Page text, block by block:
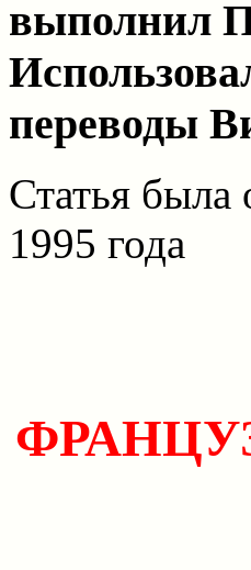
выполнил
переводы
Статья была
1995 года